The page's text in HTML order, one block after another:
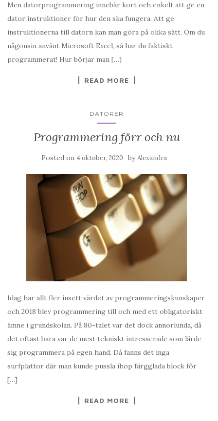
Men datorprogrammering innebär kort och enkelt att ge en
dator instruktioner för hur den ska fungera. Att ge
instruktionerna till datorn kan man göra på olika sätt. Om du
någonsin använt Microsoft Excel, så har du faktiskt
programmerat! Hur börjar man […]
READ MORE
DATORER
Programmering förr och nu
Posted on 4 oktober, 2020 byAlexandra
Idag har allt fler insett värdet av programmeringskunskaper
och 2018 blev programmering till och med ett obligatoriskt
ämne i grundskolan. På 80-talet var det dock annorlunda, då
det oftast bara var de mest tekniskt intresserade som lärde
sig programmera på egen hand. Då fanns det inga
surfplattor där man kunde pussla ihop färgglada block för
[…]
READ MORE